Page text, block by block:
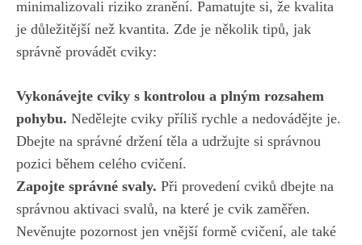
minimalizovali riziko zranění. Pamatujte ⁣si, že kvalita⁤
je ‍důležitější než kvantita. Zde je několik‌ tipů, ⁢jak⁤
správně provádět cviky:
Vykonávejte cviky s ⁢kontrolou a plným rozsahem​
pohybu. Nedělejte cviky příliš rychle a nedovádějte ‌je.
Dbejte na správné ‌držení těla a udržujte ‍si‍ správnou
⁣pozici během celého cvičení.
Zapojte správné svaly. Při provedení cviků dbejte na
správnou aktivaci⁤ svalů, na které je cvik ⁤zaměřen.
Nevěnujte pozornost jen vnější formě ​cvičení, ale také